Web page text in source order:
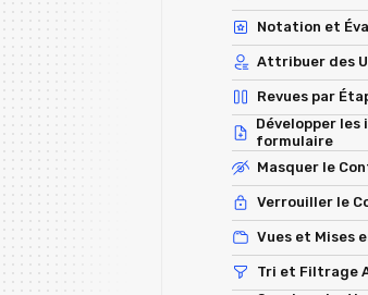
Notation et
Attribuer des
Revues par
Développer les
formulaire
Masquer le
Verrouiller le
Vues et Mises
Tri et Filtrage